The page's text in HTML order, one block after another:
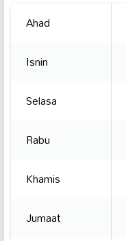
Ahad
Isnin
Selasa
Rabu
Khamis
Jumaat